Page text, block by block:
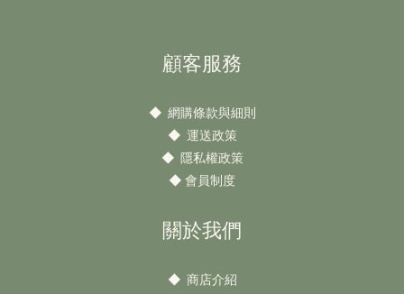
顧客服務
◆ 網購條款與細則
◆ 運送政策
◆ 隱私權政策
◆ 會員制度
關於我們
◆ 商店介紹